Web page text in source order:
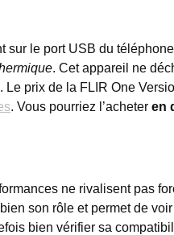
sur le port USB du
. Cet appareil ne
. Le prix de la FLIR One
. Vous pourriez l’acheter en
ne rivalisent pas
son rôle et permet de
bien vérifier sa